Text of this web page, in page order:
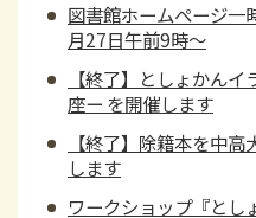
図書館ホームページ
月27日午前9時～
【終了】としょかん
座ー を開催します
【終了】除籍本を中
します
ワークショップ『とし